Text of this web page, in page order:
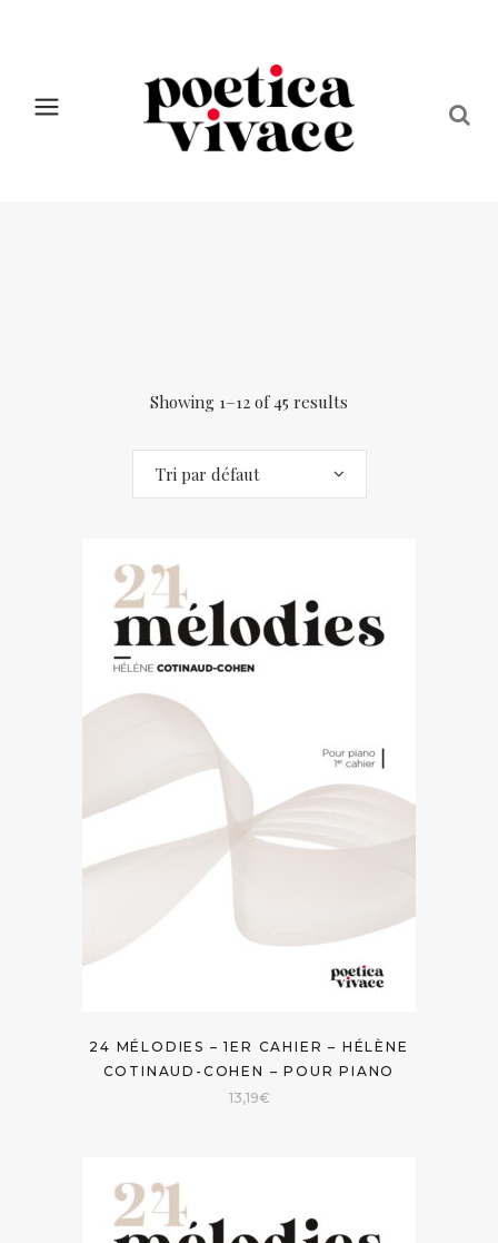
Showing 1–12 of 45 results
Tri par défaut
24 MÉLODIES – 1ER CAHIER – HÉLÈNE
COTINAUD-COHEN – POUR PIANO
13,19€